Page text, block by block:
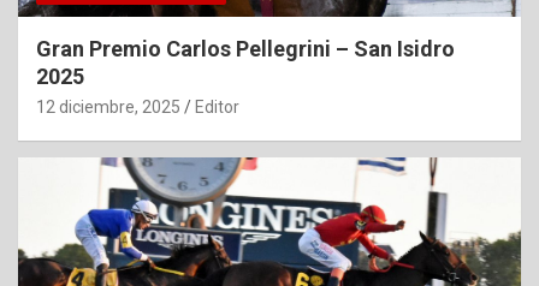
Gran Premio Carlos Pellegrini – San Isidro
2025
12 diciembre, 2025 Editor